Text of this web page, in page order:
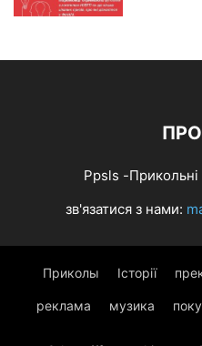
Ppsls -
зв'язатися з нами:
Приколы Історії
реклама музика